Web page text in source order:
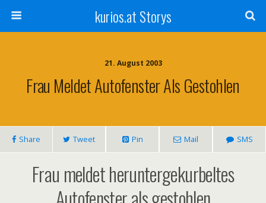
kurios.at Storys
21. August 2003
Frau Meldet Autofenster Als Gestohlen
Share Tweet Pin Mail SMS
Frau meldet heruntergekurbeltes